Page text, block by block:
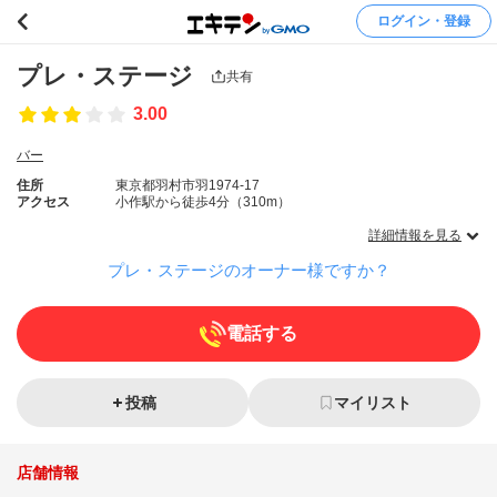
ログイン・登録
プレ・ステージ 共有
3.00
バー
住所
東京都羽村市羽1974-17
アクセス
小作駅から徒歩4分（310m）
詳細情報を見る
プレ・ステージのオーナー様ですか？
電話する
投稿 マイリスト
店舗情報